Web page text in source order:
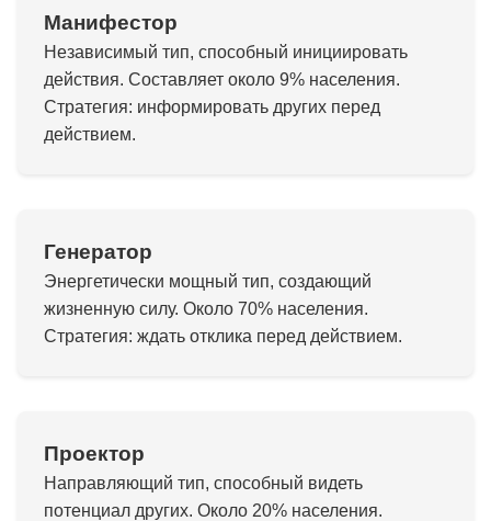
Манифестор
Независимый тип, способный инициировать
действия. Составляет около 9% населения.
Стратегия: информировать других перед
действием.
Генератор
Энергетически мощный тип, создающий
жизненную силу. Около 70% населения.
Стратегия: ждать отклика перед действием.
Проектор
Направляющий тип, способный видеть
потенциал других. Около 20% населения.